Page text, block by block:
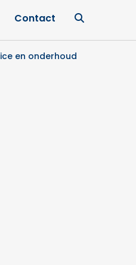
Contact
en onderhoud